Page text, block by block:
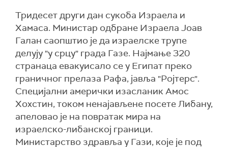
Тридесет други дан сукоба Израела и
Хамаса. Министар одбране Израела Јоав
Галан саопштио је да израелске трупе
делују "у срцу" града Газе. Најмање 320
странаца евакуисало се у Египат преко
граничног прелаза Рафа, јавља "Ројтерс".
Специјални амерички изасланик Амос
Хохстин, током ненајављене посете Либану,
апеловао је на повратак мира на
израелско-либанској граници.
Министарство здравља у Гази, које је под